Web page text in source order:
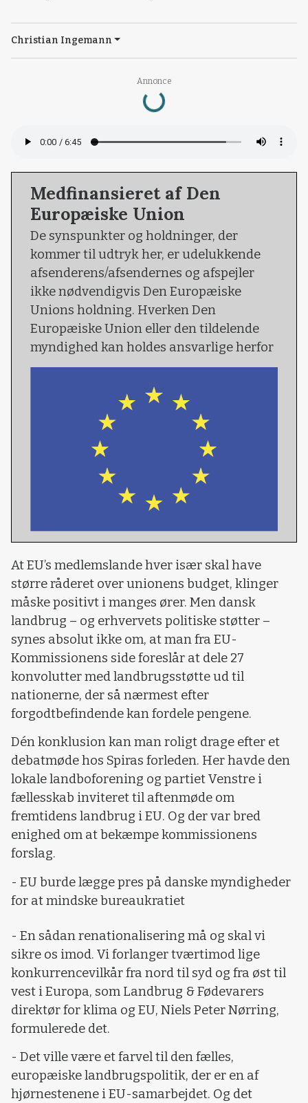
Annonce
Loading...
Christian Ingemann
Medfinansieret af Den
Europæiske Union
De synspunkter og holdninger, der
kommer til udtryk her, er udelukkende
afsenderens/afsendernes og afspejler
ikke nødvendigvis Den Europæiske
Unions holdning. Hverken Den
Europæiske Union eller den tildelende
myndighed kan holdes ansvarlige herfor
At EU’s medlemslande hver især skal have
større råderet over unionens budget, klinger
måske positivt i manges ører. Men dansk
landbrug – og erhvervets politiske støtter –
synes absolut ikke om, at man fra EU-
Kommissionens side foreslår at dele 27
konvolutter med landbrugsstøtte ud til
nationerne, der så nærmest efter
forgodtbefindende kan fordele pengene.
Dén konklusion kan man roligt drage efter et
debatmøde hos Spiras forleden. Her havde den
lokale landboforening og partiet Venstre i
fællesskab inviteret til aftenmøde om
fremtidens landbrug i EU. Og der var bred
enighed om at bekæmpe kommissionens
forslag.
- EU burde lægge pres på danske myndigheder
for at mindske bureaukratiet
- En sådan renationalisering må og skal vi
sikre os imod. Vi forlanger tværtimod lige
konkurrencevilkår fra nord til syd og fra øst til
vest i Europa, som Landbrug & Fødevarers
direktør for klima og EU, Niels Peter Nørring,
formulerede det.
- Det ville være et farvel til den fælles,
europæiske landbrugspolitik, der er en af
hjørnestenene i EU-samarbejdet. Og det